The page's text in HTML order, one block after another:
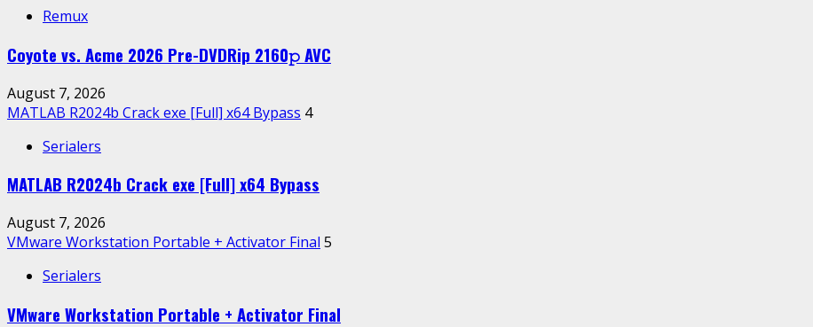
Remux
Coyote vs. Acme 2026 Pre-DVDRip 2160𝚙 AVC
August 7, 2026
MATLAB R2024b Crack exe [Full] x64 Bypass 4
Serialers
MATLAB R2024b Crack exe [Full] x64 Bypass
August 7, 2026
VMware Workstation Portable + Activator Final 5
Serialers
VMware Workstation Portable + Activator Final